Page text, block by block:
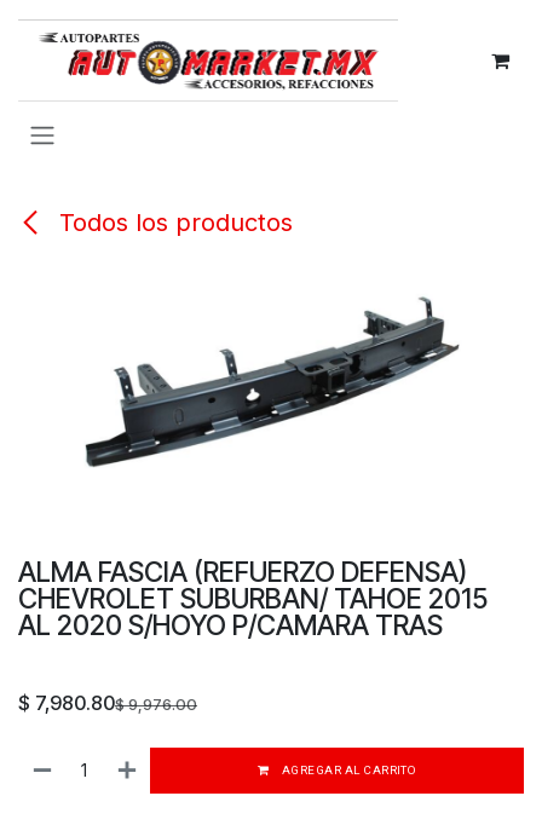
Todos los productos
ALMA FASCIA (REFUERZO DEFENSA)
CHEVROLET SUBURBAN/ TAHOE 2015
AL 2020 S/HOYO P/CAMARA TRAS
$ 7,980.80$9,976.00
AGREGAR AL CARRITO